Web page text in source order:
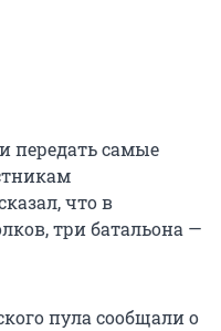
передать самые
что в
три батальона —
пула сообщали о